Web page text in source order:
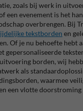
zoals bij werk in
een evenement is het
overbrengen. Bij
tekstborden en
Of je nu behoefte hebt
gepersonaliseerde
borden, wij
als
waarmee
een vlotte